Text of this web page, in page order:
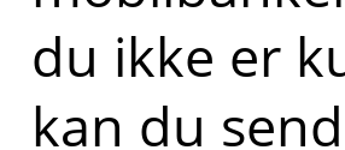
du ikke er
kan du